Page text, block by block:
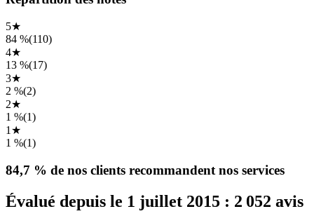
5★
84 %(110)
4★
13 %(17)
3★
2 %(2)
2★
1 %(1)
1 ★
1 %(1)
84,7 % de nos clients recommandent nos services
Évalué depuis le 1 juillet 2015 : 2 052 avis